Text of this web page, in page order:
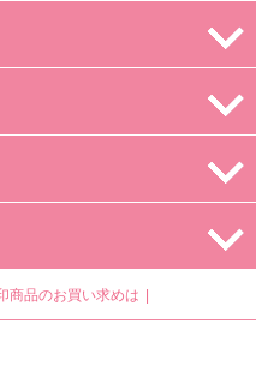
商品のお買い求めは